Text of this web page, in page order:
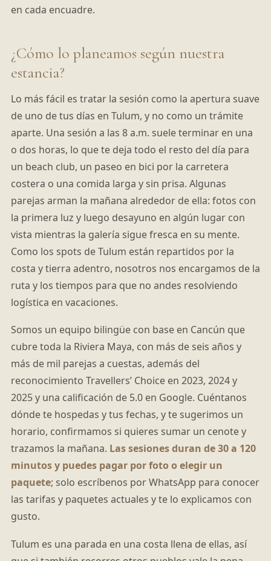
en cada encuadre.
¿Cómo lo planeamos según nuestra
estancia?
Lo más fácil es tratar la sesión como la apertura suave
de uno de tus días en Tulum, y no como un trámite
aparte. Una sesión a las 8 a.m. suele terminar en una
o dos horas, lo que te deja todo el resto del día para
un beach club, un paseo en bici por la carretera
costera o una comida larga y sin prisa. Algunas
parejas arman la mañana alrededor de ella: fotos con
la primera luz y luego desayuno en algún lugar con
vista mientras la galería sigue fresca en su mente.
Como los spots de Tulum están repartidos por la
costa y tierra adentro, nosotros nos encargamos de la
ruta y los tiempos para que no andes resolviendo
logística en vacaciones.
Somos un equipo bilingüe con base en Cancún que
cubre toda la Riviera Maya, con más de seis años y
más de mil parejas a cuestas, además del
reconocimiento Travellers’ Choice en 2023, 2024 y
2025 y una calificación de 5.0 en Google. Cuéntanos
dónde te hospedas y tus fechas, y te sugerimos un
horario, confirmamos si quieres sumar un cenote y
trazamos la mañana. Las sesiones duran de 30 a 120
minutos y puedes pagar por foto o elegir un
paquete; solo escríbenos por WhatsApp para conocer
las tarifas y paquetes actuales y te lo explicamos con
gusto.
Tulum es una parada en una costa llena de ellas, así